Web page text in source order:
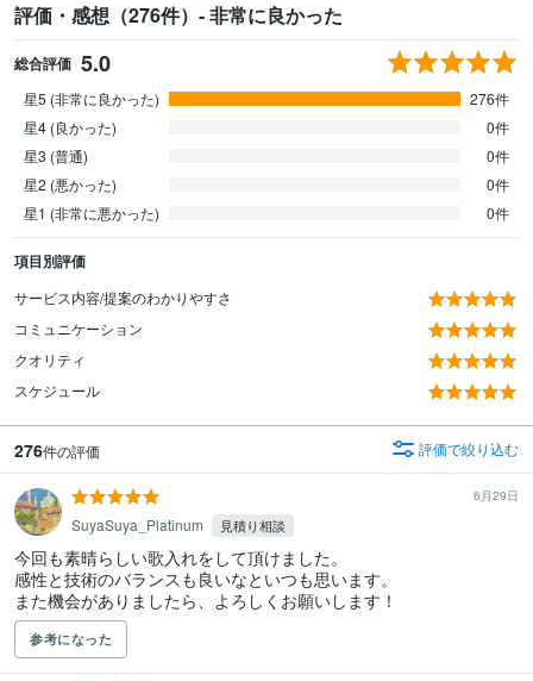
評価・感想（276件）- 非常に良かった
総合評価 5.0
星5 (非常に良かった)
276件
星4 (良かった)
0件
星3 (普通)
0件
星2 (悪かった)
0件
星1 (非常に悪かった)
0件
項目別評価
サービス内容/提案のわかりやすさ
コミュニケーション
クオリティ
スケジュール
276件の評価 評価で絞り込む
6月29日
SuyaSuya_Platinum 見積り相談
今回も素晴らしい歌入れをして頂けました。
感性と技術のバランスも良いなといつも思います。
また機会がありましたら、よろしくお願いします！
参考になった